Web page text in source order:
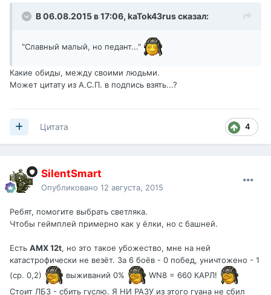
В 06.08.2015 в 17:06, kaTok43rusсказал:
"Славный малый, но педант..."
Какие обиды, между своими людьми.
Может цитату из А.С.П. в подпись взять...?
4
Цитата
SilentSmart
Опубликовано 12 августа, 2015
Ребят, помогите выбрать светляка.
Чтобы геймплей примерно как у ёлки, но с башней.
Есть АМХ 12t, но это такое убожество, мне на ней
катастрофически не везёт. За 6 боёв - 0 побед, уничтожено - 1
(ср. 0,2)
выживаний 0%
WN8 = 660 КАРЛ!
Стоит ЛБЗ - сбить гуслю. Я НИ РАЗУ из этого гуана не сбил